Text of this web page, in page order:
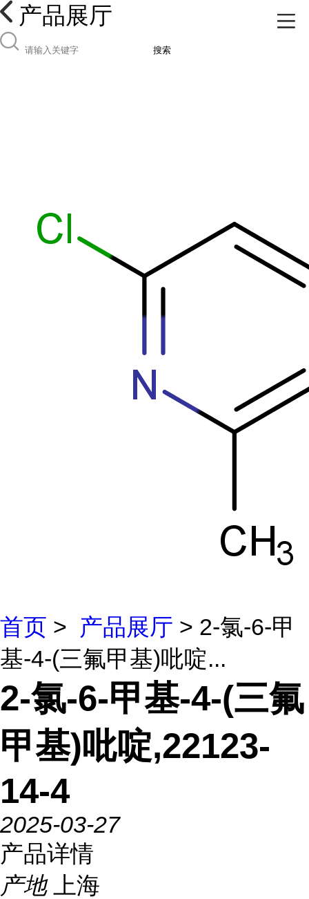
产品展厅
搜索
首页 > 产品展厅 > 2-氯-6-甲
基-4-(三氟甲基)吡啶...
2-氯-6-甲基-4-(三氟
甲基)吡啶,22123-
14-4
2025-03-27
产品详情
产地
上海